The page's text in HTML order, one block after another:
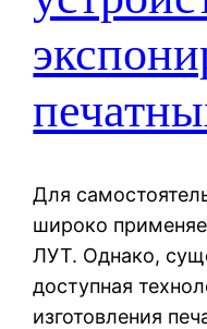
Для
широко
ЛУТ. Однако,
доступная
изготовления